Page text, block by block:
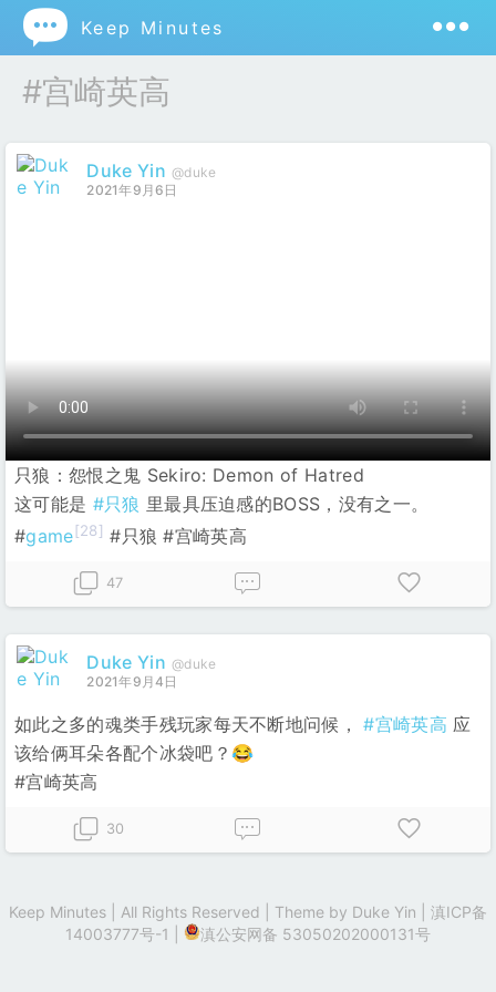
 Keep Minutes
#宫崎英高
Duke Yin @duke
2021年9月6日
只狼：怨恨之鬼 Sekiro: Demon of Hatred
这可能是 #只狼 里最具压迫感的BOSS，没有之一。
#game[28] #只狼 #宫崎英高
47
Duke Yin @duke
2021年9月4日
如此之多的魂类手残玩家每天不断地问候，#宫崎英高 应
该给俩耳朵各配个冰袋吧？😂
#宫崎英高
30
Keep Minutes | All Rights Reserved | Theme by Duke Yin
滇ICP备
14003777号-1
滇公安网备 53050202000131号